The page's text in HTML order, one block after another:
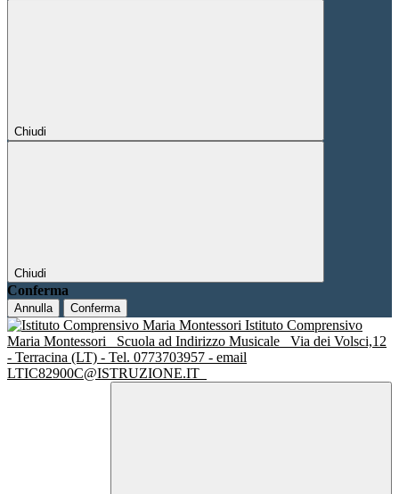
Chiudi
Chiudi
Conferma
Annulla Conferma
Istituto Comprensivo
Maria Montessori
Scuola ad Indirizzo Musicale
Via dei Volsci,12
- Terracina (LT) - Tel. 0773703957 - email
LTIC82900C@ISTRUZIONE.IT